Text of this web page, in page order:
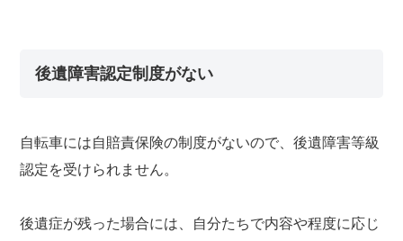
後遺障害認定制度がない
自転車には自賠責保険の制度がないので、後遺障害等級
認定を受けられません。
後遺症が残った場合には、自分たちで内容や程度に応じ